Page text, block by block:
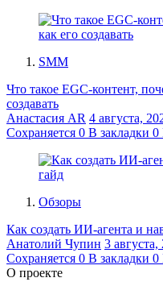
SMM
Что такое EGC-контент,
создавать
Анастасия AR 4 августа,
Сохраняется 0 В закладки 0
Обзоры
Как создать ИИ-агента и
Анатолий Чупин 3 августа,
Сохраняется 0 В закладки 0
О проекте